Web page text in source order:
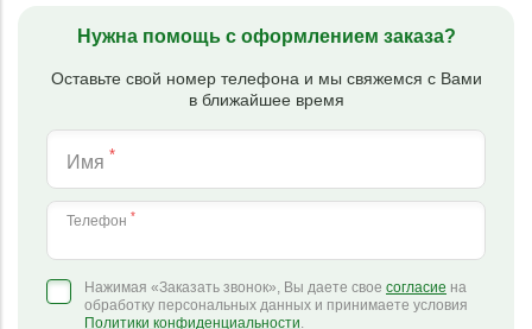
Нужна помощь с оформлением заказа?
Оставьте свой номер телефона и мы свяжемся с Вами
в ближайшее время
Имя *
Телефон *
Нажимая «Заказать звонок», Вы даете свое согласие на
обработку персональных данных и принимаете условия
Политики конфиденциальности.